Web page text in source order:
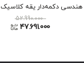
هندسی دکمه‌دار یقه کلاسیک
52.990.000
47.691.000